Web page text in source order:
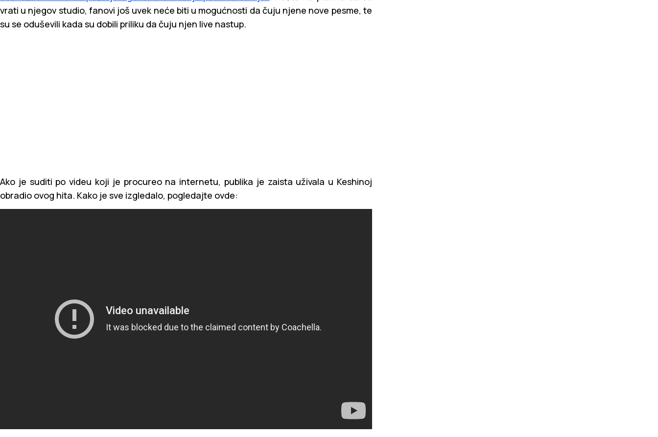
vrati u njegov studio, fanovi još uvek neće biti u mogućnosti da čuju njene nove pesme, te
su se oduševili kada su dobili priliku da čuju njen live nastup.
Ako je suditi po videu koji je procureo na internetu, publika je zaista uživala u Keshinoj
obradio ovog hita. Kako je sve izgledalo, pogledajte ovde: